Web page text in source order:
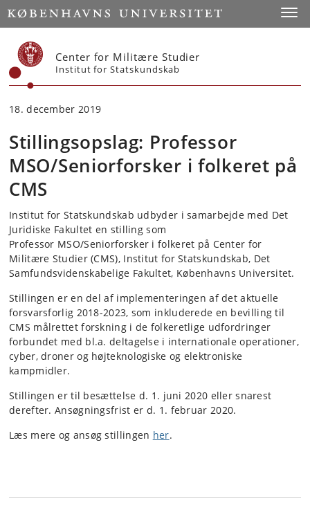
Start
Center for Militære Studier
Institut for Statskundskab
18. december 2019
Stillingsopslag: Professor
MSO/Seniorforsker i folkeret på
CMS
Institut for Statskundskab udbyder i samarbejde med Det
Juridiske Fakultet en stilling som
Professor MSO/Seniorforsker i folkeret på Center for
Militære Studier (CMS), Institut for Statskundskab, Det
Samfundsvidenskabelige Fakultet, Københavns Universitet.
Stillingen er en del af implementeringen af det aktuelle
forsvarsforlig 2018-2023, som inkluderede en bevilling til
CMS målrettet forskning i de folkeretlige udfordringer
forbundet med bl.a. deltagelse i internationale operationer,
cyber, droner og højteknologiske og elektroniske
kampmidler.
Stillingen er til besættelse d. 1. juni 2020 eller snarest
derefter. Ansøgningsfrist er d. 1. februar 2020.
Læs mere og ansøg stillingen her.